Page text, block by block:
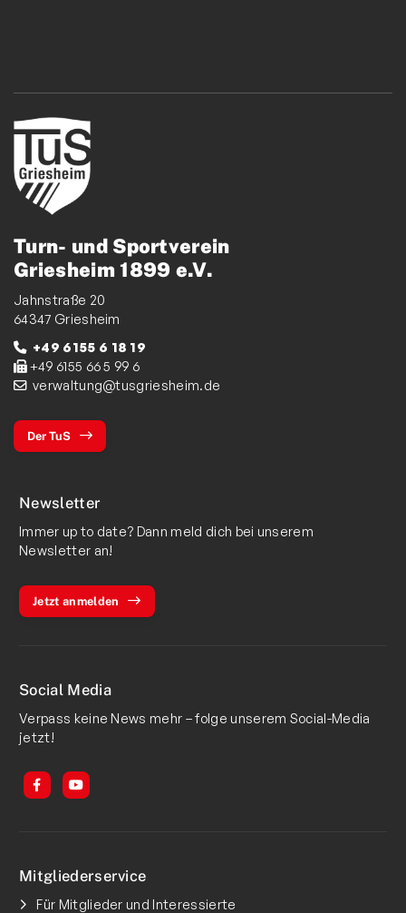
Turn- und Sportverein
Griesheim 1899 e.V.
Jahnstraße 20
64347 Griesheim
+49 6155 6 18 19
+49 6155 66 5 99 6
verwaltung@tusgriesheim.de
Der TuS
Newsletter
Immer up to date? Dann meld dich bei unserem
Newsletter an!
Jetzt anmelden
Social Media
Verpass keine News mehr – folge unserem Social-Media
jetzt!
Mitgliederservice
Für Mitglieder und Interessierte